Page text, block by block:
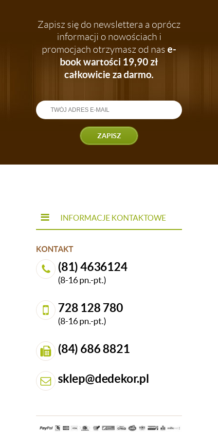
Zapisz się do newslettera a oprócz
informacji o nowościach i
promocjach otrzymasz od nas e-
book wartości 19,90 zł
całkowicie za darmo.
ZAPISZ
INFORMACJE KONTAKTOWE
KONTAKT
(81) 4636124
(8-16 pn.-pt.)
728 128 780
(8-16 pn.-pt.)
(84) 686 8821
sklep@dedekor.pl